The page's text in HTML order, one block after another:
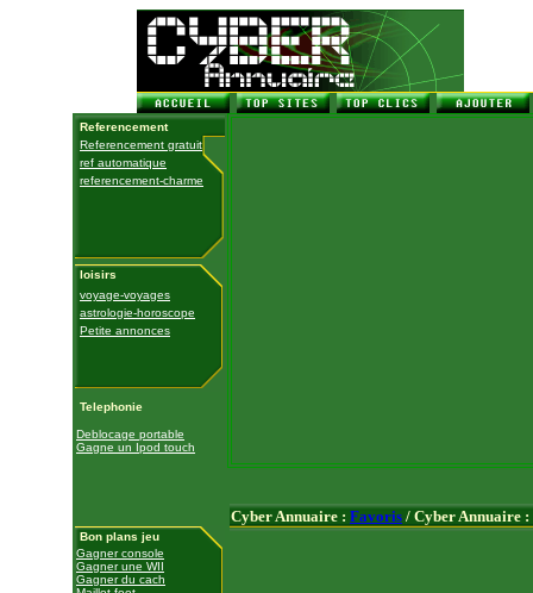
Referencement
Referencement gratuit
ref automatique
referencement-charme
loisirs
voyage-voyages
astrologie-horoscope
Petite annonces
Telephonie
Deblocage portable
Gagne un Ipod touch
Bon plans jeu
Gagner console
Gagner une WII
Gagner du cach
Cyber Annuaire : Favoris / Cyber Annuaire :